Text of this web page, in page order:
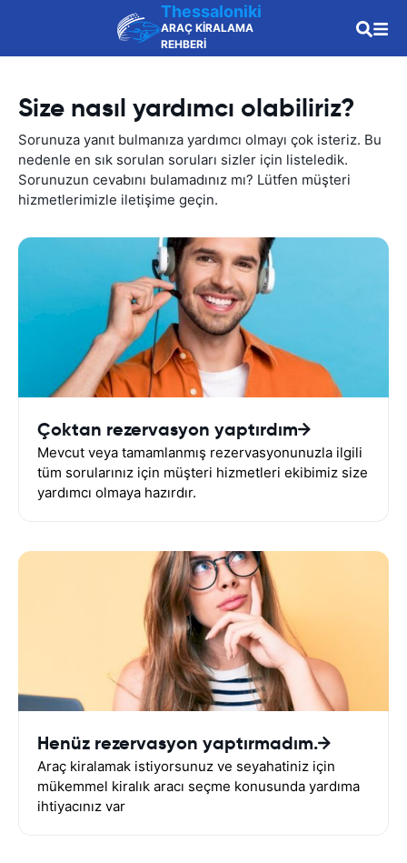
Thessaloniki
ARAÇ KİRALAMA
REHBERİ
Size nasıl yardımcı olabiliriz?
Sorunuza yanıt bulmanıza yardımcı olmayı çok isteriz. Bu
nedenle en sık sorulan soruları sizler için listeledik.
Sorunuzun cevabını bulamadınız mı? Lütfen müşteri
hizmetlerimizle iletişime geçin.
Çoktan rezervasyon yaptırdım
Mevcut veya tamamlanmış rezervasyonunuzla ilgili
tüm sorularınız için müşteri hizmetleri ekibimiz size
yardımcı olmaya hazırdır.
Henüz rezervasyon yaptırmadım.
Araç kiralamak istiyorsunuz ve seyahatiniz için
mükemmel kiralık aracı seçme konusunda yardıma
ihtiyacınız var